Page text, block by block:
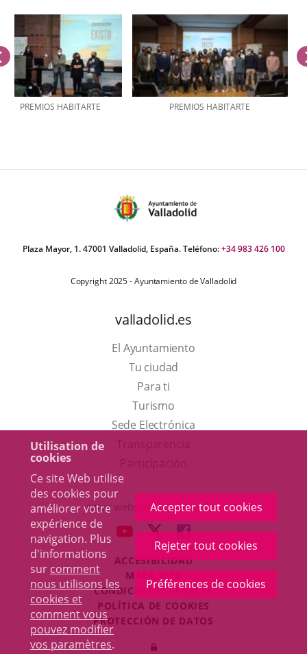
Utilisation de
cookies
Ce site Web utilise
des cookies pour
améliorer votre
expérience de
navigation. Plus
d'informations
sur comment
nous utilisons les
cookies et
comment vous
pouvez modifier
vos paramètres.
Accepter tout cookies
Rejeter tout cookies
Préférences de cookies
PREMIOS HABITARTE PREMIOS HABITARTE
anterior
Plaza Mayor, 1. 47001 Valladolid, España. Teléfono:+34 983 426 100
Copyright 2025 - Ayuntamiento de Valladolid
valladolid.es
El Ayuntamiento
Tu ciudad
Para ti
TurismoEste
enlace
una
ventana
nueva.
Sede Electrónica
externa.
Otras webs del ayuntamiento
ENLACE
UNA
APLICACIÓN
EXTERNA.
ENLACE
A
UNA
APLICACIÓN
EXTERNA.
ENLACE
A
UNA
APLICACIÓN
EXTERNA.
ACCESIBILIDAD
MAPA WEB
CONDICIONES LEGALES
POLÍTICA DE COOKIES
PROTECCIÓN DE DATOS
Iniciar